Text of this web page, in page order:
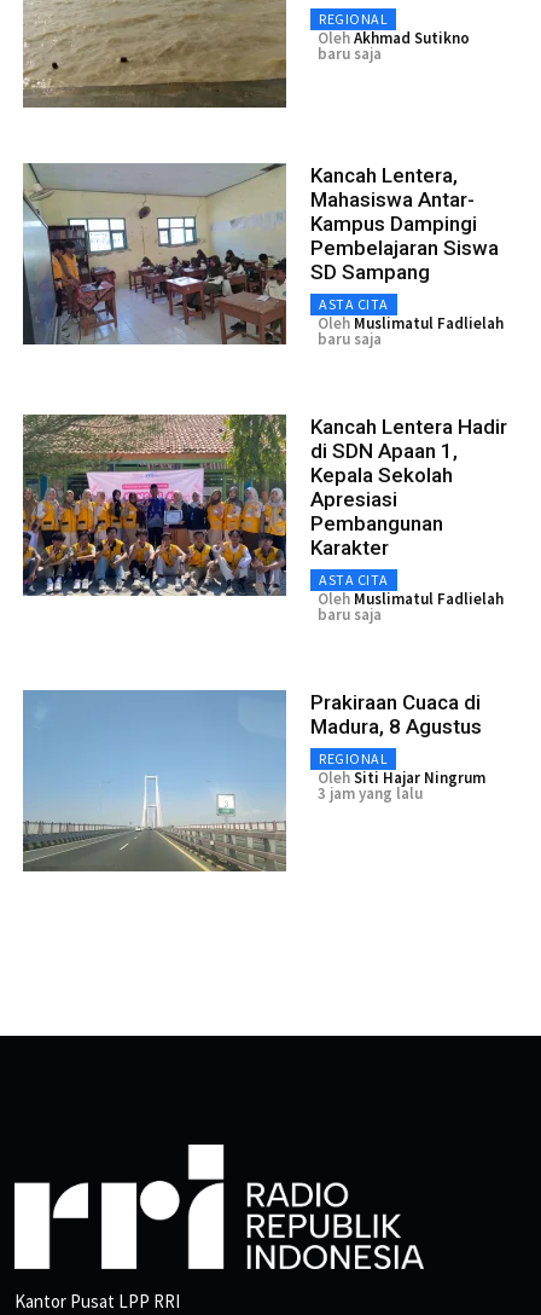
REGIONAL
OlehAkhmad Sutikno
baru saja
Kancah Lentera,
Mahasiswa Antar-
Kampus Dampingi
Pembelajaran Siswa
SD Sampang
ASTA CITA
Oleh Muslimatul Fadlielah
baru saja
Kancah Lentera Hadir
di SDN Apaan 1,
Kepala Sekolah
Apresiasi
Pembangunan
Karakter
ASTA CITA
Oleh Muslimatul Fadlielah
baru saja
Prakiraan Cuaca di
Madura, 8 Agustus
REGIONAL
OlehSiti Hajar Ningrum
3 jam yang lalu
Kantor Pusat LPP RRI